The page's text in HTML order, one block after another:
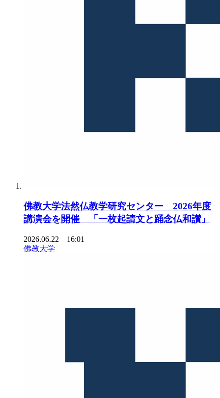
佛教大学法然仏教学研究センター 2026年度
講演会を開催 「一枚起請文と踊念仏和讃」
2026.06.22 16:01
佛教大学